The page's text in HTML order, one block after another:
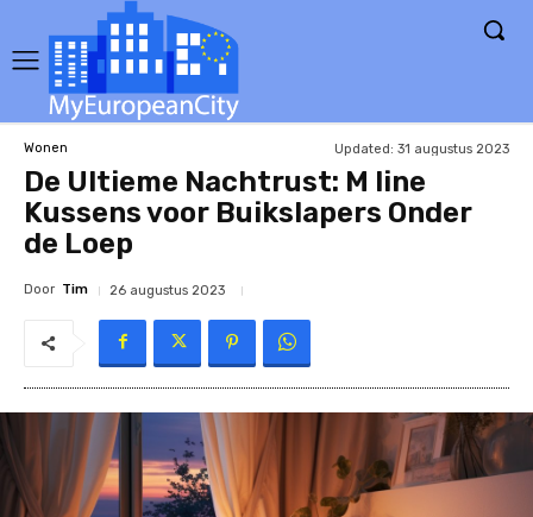
Wonen Updated: 31 augustus 2023
De Ultieme Nachtrust: M line
Kussens voor Buikslapers Onder
de Loep
Door Tim 26 augustus 2023